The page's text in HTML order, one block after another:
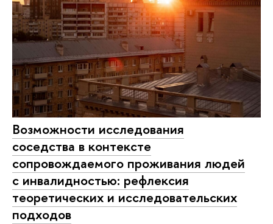
Возможности исследования
соседства в контексте
сопровождаемого проживания людей
с инвалидностью: рефлексия
теоретических и исследовательских
подходов